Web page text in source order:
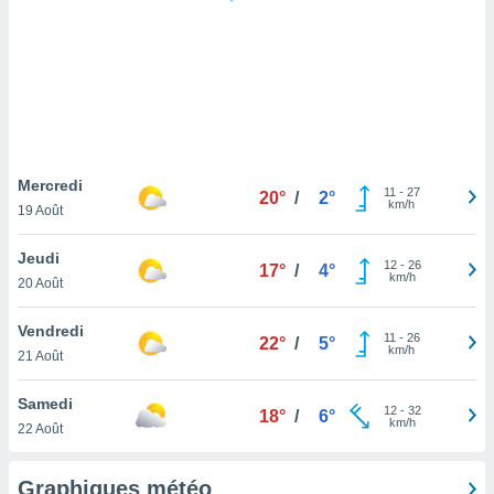
notre
que
et que
Mercredi
19 Août
20° / 2° 11 - 27
km/h
Jeudi
20 Août
17° / 4° 12- 26
km/h
Vendredi
21 Août
22° / 5° 11 - 26
km/h
Samedi
22 Août
18° / 6° 12- 32
km/h
Graphiques météo